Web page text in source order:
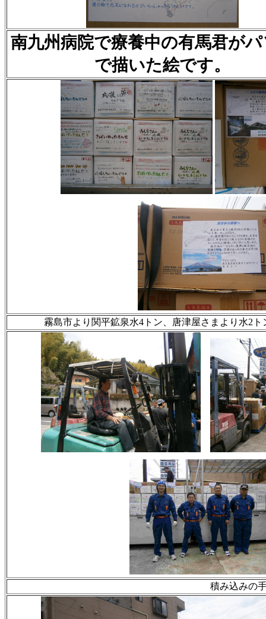
南九州病院で療養中の有馬君が
で描いた絵です。
霧島市より関平鉱泉水4トン、唐津屋さまより水2
積み込みの